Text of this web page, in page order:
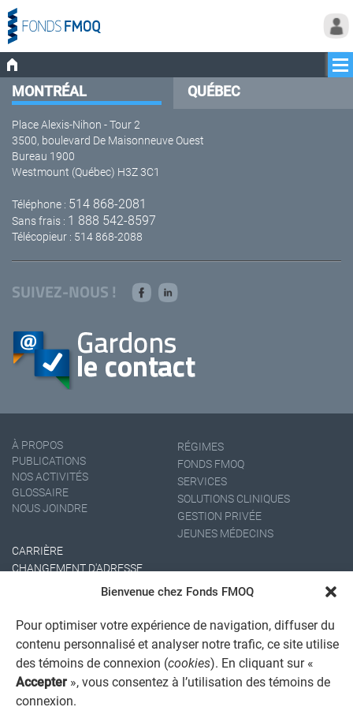
Bienvenue chez Fonds FMOQ
Pour optimiser votre expérience de navigation, diffuser du
contenu personnalisé et analyser notre trafic, ce site utilise
des témoins de connexion (cookies). En cliquant sur «
Accepter », vous consentez à l’utilisation des témoins de
connexion.
MONTRÉAL QUÉBEC
Place Alexis-Nihon - Tour 2
3500, boulevard De Maisonneuve Ouest
Bureau 1900
Westmount (Québec) H3Z 3C1
Téléphone : 514 868-2081
Sans frais : 1 888 542-8597
Télécopieur : 514 868-2088
SUIVEZ-NOUS !
À PROPOS
PUBLICATIONS
NOS ACTIVITÉS
GLOSSAIRE
NOUS JOINDRE
RÉGIMES
FONDS FMOQ
SERVICES
SOLUTIONS CLINIQUES
GESTION PRIVÉE
JEUNES MÉDECINS
CARRIÈRE
CHANGEMENT D'ADRESSE